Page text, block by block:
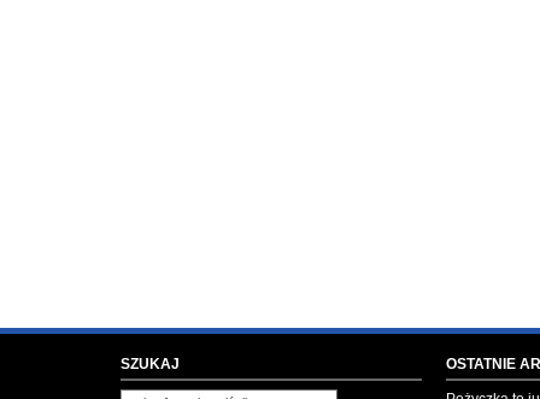
SZUKAJ OSTATNIE